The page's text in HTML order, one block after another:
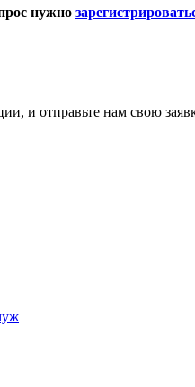
нужно
и отправьте нам свою